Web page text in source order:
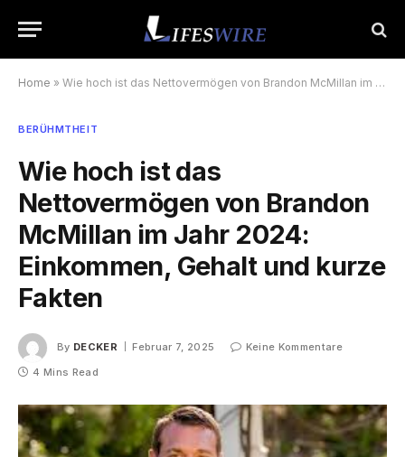
Home » Wie hoch ist das Nettovermögen von Brandon McMillan im Jahr 2024: Einkommen, Gehalt und kurze Fakten
BERÜHMTHEIT
Wie hoch ist das
Nettovermögen von Brandon
McMillan im Jahr 2024:
Einkommen, Gehalt und kurze
Fakten
By DECKER Februar 7, 2025
Keine Kommentare
4 Mins Read